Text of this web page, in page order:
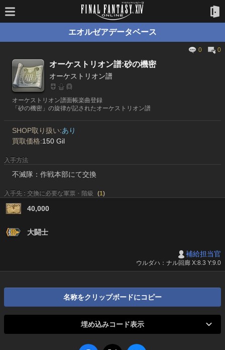
エオルゼアデータベース
0 0
オーケストリオン譜:砂の機密
オーケストリオン譜
オーケストリオン譜面帳楽曲登録
「砂の機密」の旋律が記されたオーケストリオン譜
SHOP取り扱い:あり
買取価格:150 Gil
入手方法
不滅隊：作戦本部にて交換
入手先 : 交換に必要な軍票・階級 (1)
40,000
大闘士
補給担当官
ウルダハ：ナル回廊 X:8.3 Y:9.0
名称をクリップボードにコピー
埋め込みコード表示